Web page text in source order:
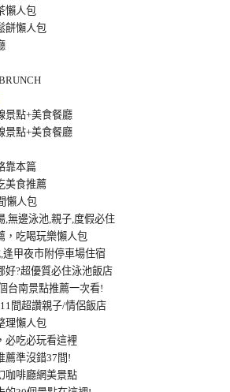
懶人包
餅懶人包
景點+美食餐廳
景點+美食餐廳
靠本篇
美食推薦
懶人包
無邊泳池,親子,度假必住
吃喝玩樂懶人包
甲夜市附停車場住宿
?超優質必住泳池飯店
台南景點推薦一次看!
間超讚親子/情侶飯店
理懶人包
必吃必玩看這裡
薦準沒錯37間!
咖啡廳網美景點